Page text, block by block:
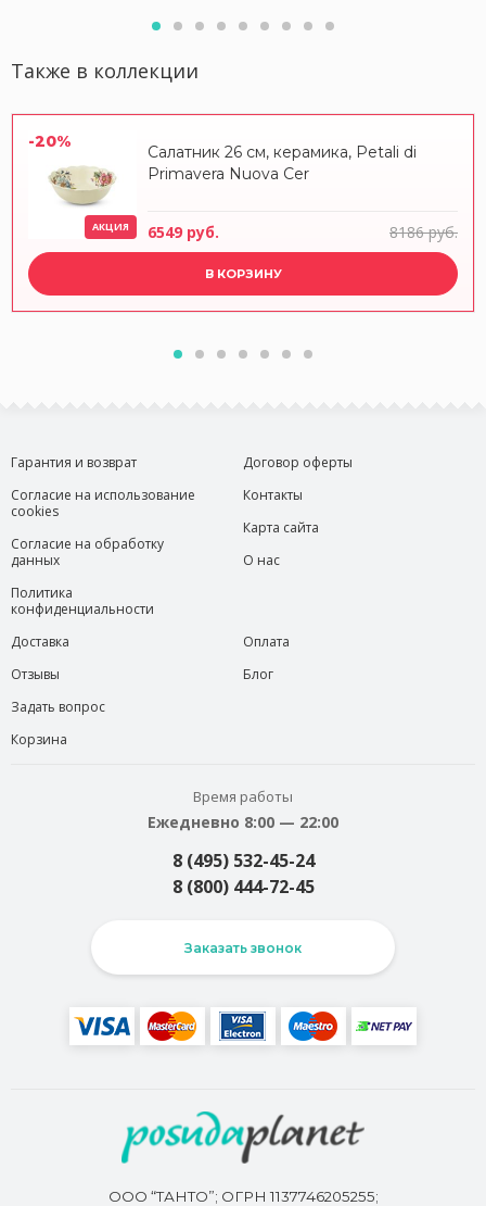
Также в коллекции
-20%
АКЦИЯ
Салатник 26 см, керамика, Petali di
Primavera Nuova Cer
6549 руб. 8186 руб.
В КОРЗИНУ
Гарантия и возврат
Согласие на использование
cookies
Согласие на обработку
данных
Политика
конфиденциальности
Договор оферты
Контакты
Карта сайта
О нас
Доставка
Отзывы
Задать вопрос
Корзина
Оплата
Блог
Время работы
Ежедневно 8:00 — 22:00
8 (495) 532-45-24
8 (800) 444-72-45
Заказать звонок
ООО “ТАНТО”; ОГРН 1137746205255;